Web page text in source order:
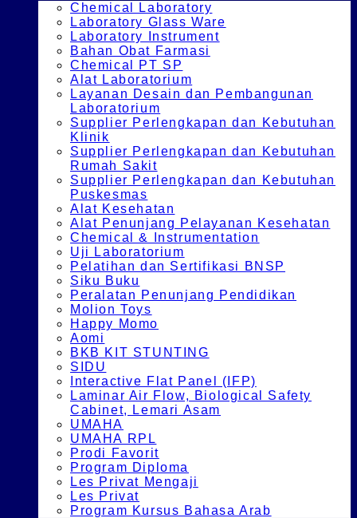
Chemical Laboratory
Laboratory Glass Ware
Laboratory Instrument
Bahan Obat Farmasi
Chemical PT SP
Alat Laboratorium
Layanan Desain dan Pembangunan
Laboratorium
Supplier Perlengkapan dan Kebutuhan
Klinik
Supplier Perlengkapan dan Kebutuhan
Rumah Sakit
Supplier Perlengkapan dan Kebutuhan
Puskesmas
Alat Kesehatan
Alat Penunjang Pelayanan Kesehatan
Chemical & Instrumentation
Uji Laboratorium
Pelatihan dan Sertifikasi BNSP
Siku Buku
Peralatan Penunjang Pendidikan
Molion Toys
Happy Momo
Aomi
BKB KIT STUNTING
SIDU
Interactive Flat Panel (IFP)
Laminar Air Flow, Biological Safety
Cabinet, Lemari Asam
UMAHA
UMAHA RPL
Prodi Favorit
Program Diploma
Les Privat Mengaji
Les Privat
Program Kursus Bahasa Arab